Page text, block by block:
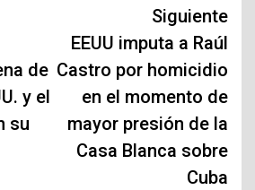
de
y el
su
Siguiente
EEUU imputa a Raúl
Castro por homicidio
en el momento de
mayor presión de la
Casa Blanca sobre
Cuba